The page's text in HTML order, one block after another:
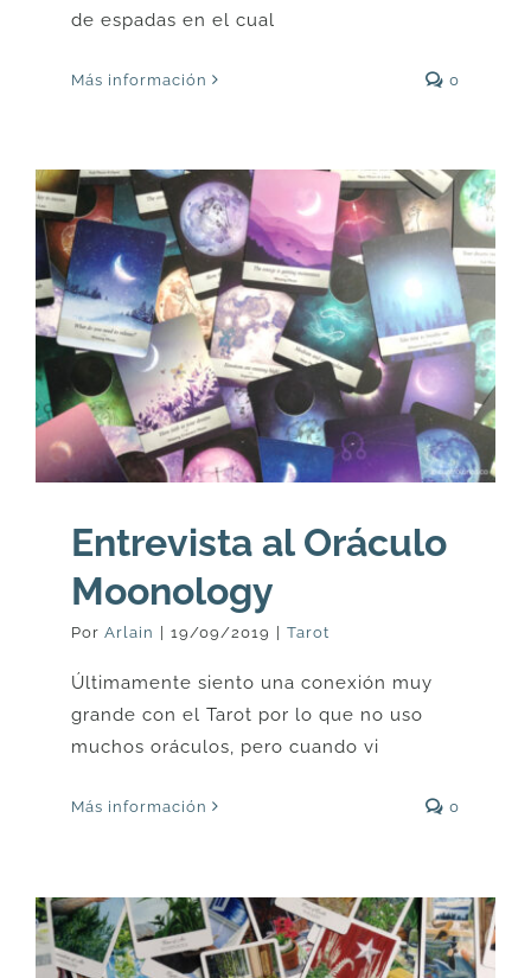
de espadas en el cual
Más información 0
Entrevista al Oráculo
Moonology
Por Arlain 19/09/2019 Tarot
Últimamente siento una conexión muy
grande con el Tarot por lo que no uso
muchos oráculos, pero cuando vi
Más información 0